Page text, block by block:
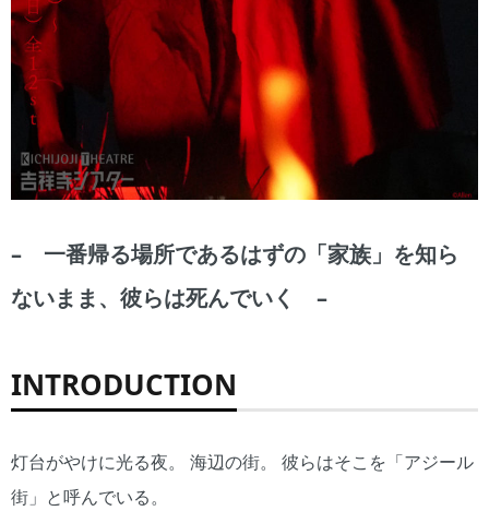
– 一番帰る場所であるはずの「家族」を知ら
ないまま、彼らは死んでいく –
INTRODUCTION
灯台がやけに光る夜。 海辺の街。 彼らはそこを「アジール
街」と呼んでいる。